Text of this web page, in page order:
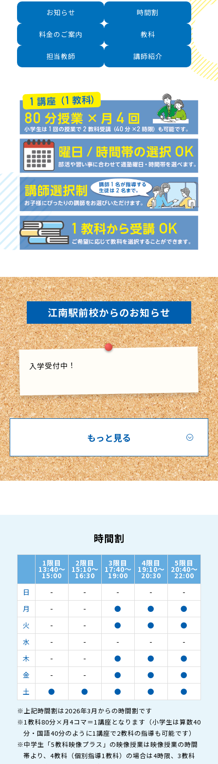
お知らせ 時間割
料金のご案内 教科
担当教師 講師紹介
江南駅前校からのお知らせ
入学受付中！
もっと見る
時間割
1限目
13:40～
15:00
2限目
15:10～
16:30
3限目
17:40～
19:00
4限目
19:10～
20:30
5限目
20:40～
22:00
日
- - - -
-
月
- - ● ●
●
火
- - ● ●
●
水
- - - -
-
木
- - ● ●
●
金
- - ● ●
●
土
● ● ● ● ●
※上記時間割は2026年3月からの時間割です
※1教科80分×月4コマ＝1講座となります（小学生は算数40
分・国語40分のように1講座で2教科の指導も可能です）
※中学生「5教科映像プラス」の映像授業は映像授業の時間
帯より、4教科（個別指導1教科）の場合は4時限、3教科